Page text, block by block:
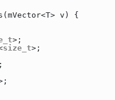
v) {
>;
size_t>;